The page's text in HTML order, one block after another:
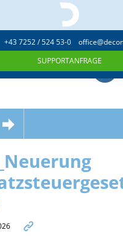
+43 7252 / 524 53-0
SUPPORTANFRAGE